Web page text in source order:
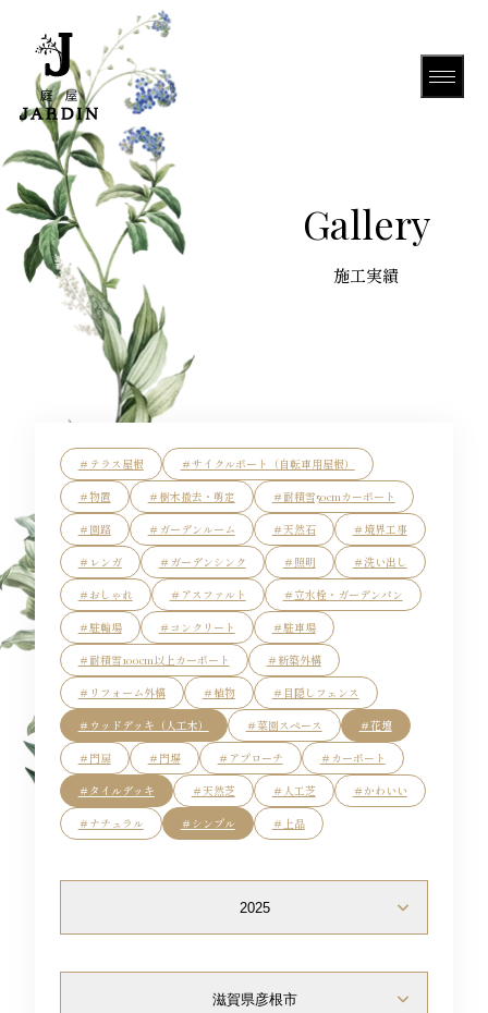
Gallery
＃テラス屋根 ＃サイクルポート（自転車用屋根）
＃物置 ＃樹木撤去・剪定 ＃耐積雪50cmカーポート
＃園路 ＃ガーデンルーム ＃天然石 ＃境界工事
＃レンガ ＃ガーデンシンク ＃照明 ＃洗い出し
＃おしゃれ ＃アスファルト ＃立水栓・ガーデンパン
＃駐輪場 ＃コンクリート ＃駐車場
＃耐積雪100cm以上カーポート ＃新築外構
＃リフォーム外構 ＃植物 ＃目隠しフェンス
＃ウッドデッキ（人工木） ＃菜園スペース ＃花壇
＃門扉 ＃門塀 ＃アプローチ ＃カーポート
＃タイルデッキ ＃天然芝 ＃人工芝 ＃かわいい
＃ナチュラル ＃シンプル ＃上品
2025
滋賀県彦根市
Flow
Blog
Access
Staff
News